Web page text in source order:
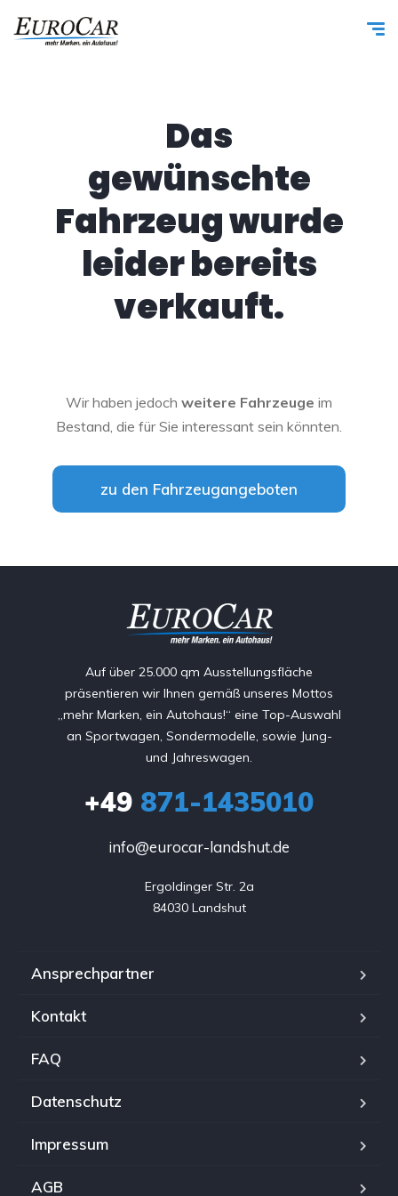
Das
gewünschte
Fahrzeug wurde
leider bereits
verkauft.
Wir haben jedoch weitere Fahrzeuge im
Bestand, die für Sie interessant sein könnten.
zu den Fahrzeugangeboten
Auf über 25.000 qm Ausstellungsfläche
präsentieren wir Ihnen gemäß unseres Mottos
„mehr Marken, ein Autohaus!“ eine Top-Auswahl
an Sportwagen, Sondermodelle, sowie Jung-
und Jahreswagen.
+49 871-1435010
info@eurocar-landshut.de
Ergoldinger Str. 2a
84030 Landshut
Ansprechpartner
Kontakt
FAQ
Datenschutz
Impressum
AGB